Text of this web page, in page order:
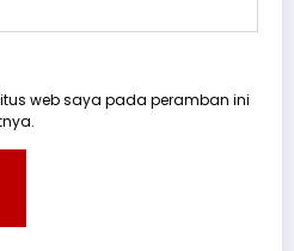
web saya pada peramban ini